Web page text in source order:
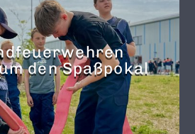
den Spaßpokal